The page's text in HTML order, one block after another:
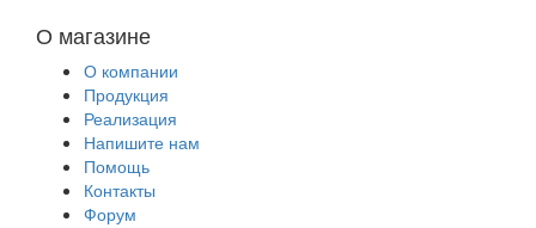
О магазине
О компании
Продукция
Реализация
Напишите нам
Помощь
Контакты
Форум